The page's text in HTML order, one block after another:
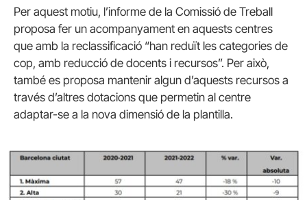
Per aquest motiu, l’informe de la Comissió de Treball
proposa fer un acompanyament en aquests centres
que amb la reclassificació “han reduït les categories de
cop, amb reducció de docents i recursos”. Per això,
també es proposa mantenir algun d’aquests recursos a
través d’altres dotacions que permetin al centre
adaptar-se a la nova dimensió de la plantilla.